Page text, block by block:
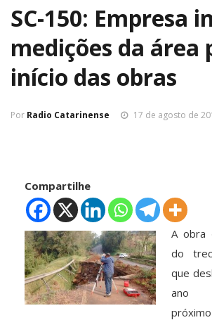
SC-150: Empresa
medições da área
início das obras
Por Radio Catarinense 17 de agosto de
Compartilhe
A obra
do
que
ano